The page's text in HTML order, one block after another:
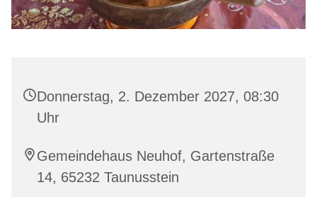
Donnerstag, 2. Dezember 2027, 08:30
Uhr
Gemeindehaus Neuhof, Gartenstraße
14, 65232 Taunusstein